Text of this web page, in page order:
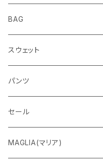
BAG
スウェット
パンツ
セール
MAGLIA(マリア)